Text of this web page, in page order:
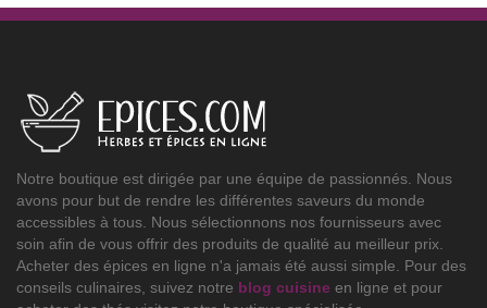
Notre boutique est dirigée par une équipe de passionnés. Nous
avons pour but de rendre les différentes saveurs du monde
accessibles à tous. Nous sélectionnons nos fournisseurs avec
soin afin de vous offrir des produits de qualité au meilleur prix.
Acheter des épices en ligne n'a jamais été aussi simple. Pour des
conseils culinaires, suivez notre blog cuisine en ligne et pour